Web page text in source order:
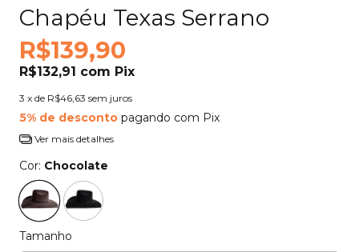
Chapéu Texas Serrano
R$139,90
R$132,91 com Pix
3 x de R$46,63 sem juros
5% de desconto pagando com Pix
Ver mais detalhes
Cor: Chocolate
Tamanho